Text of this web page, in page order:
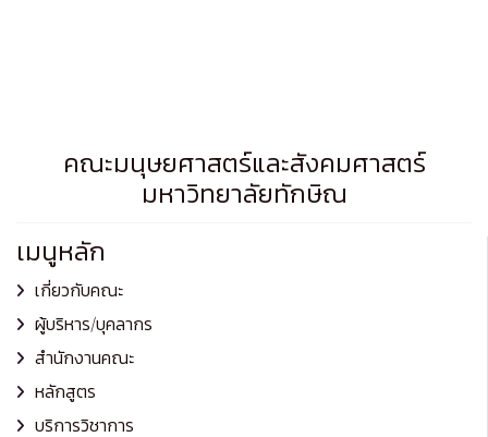
คณะมนุษยศาสตร์และสังคมศาสตร์
มหาวิทยาลัยทักษิณ
เมนูหลัก
เกี่ยวกับคณะ
ผู้บริหาร/บุคลากร
สำนักงานคณะ
หลักสูตร
บริการวิชาการ